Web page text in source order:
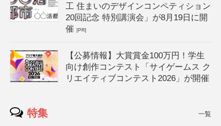
工 住まいのデザインコンペティション
20回記念 特別講演会」が8月19日に開
催[PR]
【公募情報】大賞賞金100万円！学生
向け創作コンテスト「サイゲームス ク
リエイティブコンテスト2026」が開催
特集 一覧